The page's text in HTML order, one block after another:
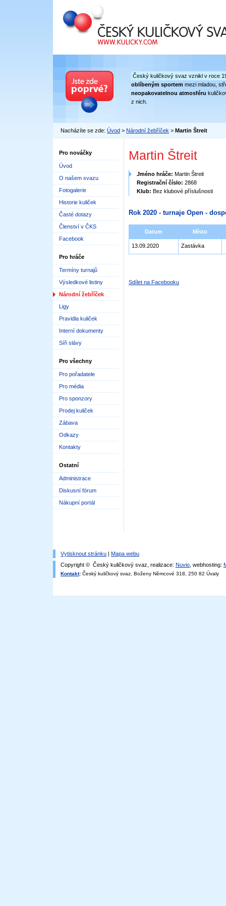
Český kuličkový svaz
Český kuličkový svaz vznikl v roce
oblíbeným sportem mezi mladou,
neopakovatelnou atmosféru
z nich.
Nacházíte se zde: Úvod > Národní žebříček > Martin Štreit
Pro nováčky
Úvod
O našem svazu
Fotogalerie
Historie kuliček
Časté dotazy
Členství v ČKS
Facebook
Pro hráče
Termíny turnajů
Výsledkové listiny
Národní žebříček
Ligy
Pravidla kuliček
Interní dokumenty
Síň slávy
Pro všechny
Pro pořadatele
Pro média
Pro sponzory
Prodej kuliček
Zábava
Odkazy
Kontakty
Ostatní
Administrace
Diskusní fórum
Nákupní portál
Martin Štreit
Jméno hráče: Martin Štreit
Registrační číslo: 2868
Klub: Bez klubové příslušnosti
Rok 2020 - turnaje Open -
Datum Místo
13.09.2020 Zastávka
Sdílet na Facebooku
Vytisknout stránku | Mapa webu
Copyright © Český kuličkový svaz, realizace: Nuvio , webhosting:
Kontakt: Český kuličkový svaz, Boženy Němcové 318, 250 82 Úvaly